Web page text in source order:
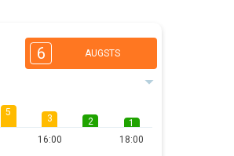
6 AUGSTS
5
3
16:00
2
1
18:00